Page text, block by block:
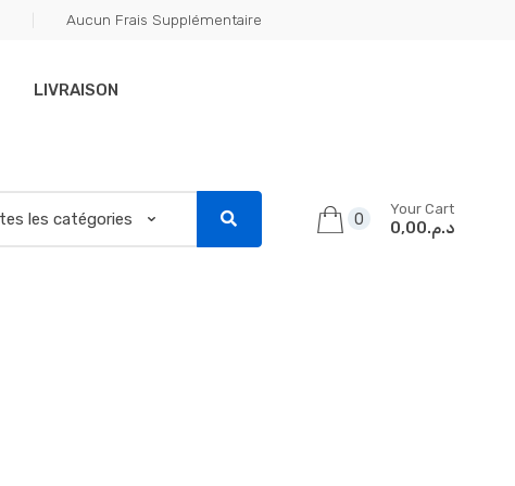
Aucun Frais Supplémentaire
LIVRAISON
0
Your Cart
د.م.0,00